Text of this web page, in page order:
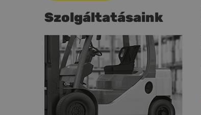
Szolgáltatásaink